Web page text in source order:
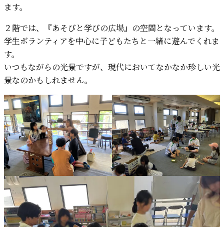
ます。
２階では、『あそびと学びの広場』の空間となっています。
学生ボランティアを中心に子どもたちと一緒に遊んでくれま
す。
いつもながらの光景ですが、現代においてなかなか珍しい光
景なのかもしれません。